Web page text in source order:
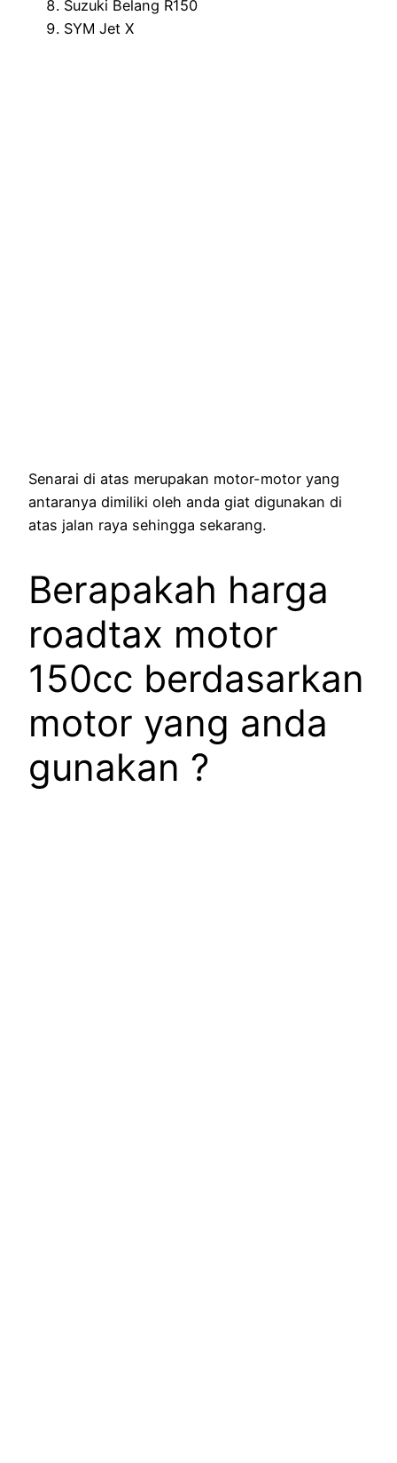
Suzuki Belang R150
SYM Jet X
Senarai di atas merupakan motor-motor yang
antaranya dimiliki oleh anda giat digunakan di
atas jalan raya sehingga sekarang.
Berapakah harga
roadtax motor
150cc berdasarkan
motor yang anda
gunakan ?